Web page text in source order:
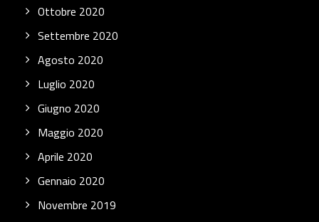
Ottobre 2020
Settembre 2020
Agosto 2020
Luglio 2020
Giugno 2020
Maggio 2020
Aprile 2020
Gennaio 2020
Novembre 2019